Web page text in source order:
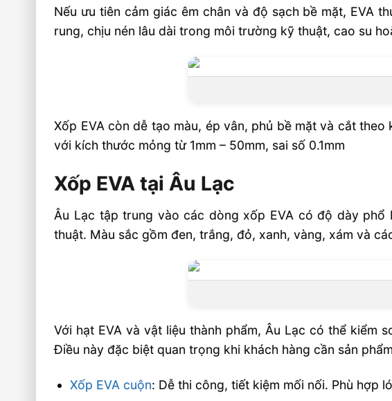
Nếu ưu tiên cảm giác êm chân và độ sạch bề mặt, EVA
rung, chịu nén lâu dài trong môi trường kỹ thuật, cao su
Xốp EVA còn dễ tạo màu, ép vân, phủ bề mặt và cắt
với kích thước mỏng từ 1mm – 50mm, sai số 0.1mm
Xốp EVA tại Âu Lạc
Âu Lạc tập trung vào các dòng xốp EVA có độ dày
thuật. Màu sắc gồm đen, trắng, đỏ, xanh, vàng, xám và
Với hạt EVA và vật liệu thành phẩm, Âu Lạc có thể
Điều này đặc biệt quan trọng khi khách hàng cần sản
Xốp EVA cuộn: Dễ thi công, tiết kiệm mối nối. Phù hợp